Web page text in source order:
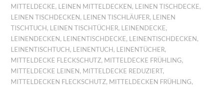
MITTELDECKE, LEINEN MITTELDECKEN , LEINEN TISCHDECKE,
LEINEN TISCHDECKEN , LEINEN TISCHLÄUFER,
LEINEN
TISCHTUCH , LEINEN TISCHTÜCHER, LEINENDECKE,
LEINENDECKEN , LEINENTISCHDECKE, LEINENTISCHDECKEN ,
LEINENTISCHTUCH , LEINENTUCH , LEINENTÜCHER,
MITTELDECKE FLECKSCHUTZ, MITTELDECKE FRÜHLING,
MITTELDECKE LEINEN , MITTELDECKE REDUZIERT,
MITTELDECKEN FLECKSCHUTZ, MITTELDECKEN FRÜHLING,